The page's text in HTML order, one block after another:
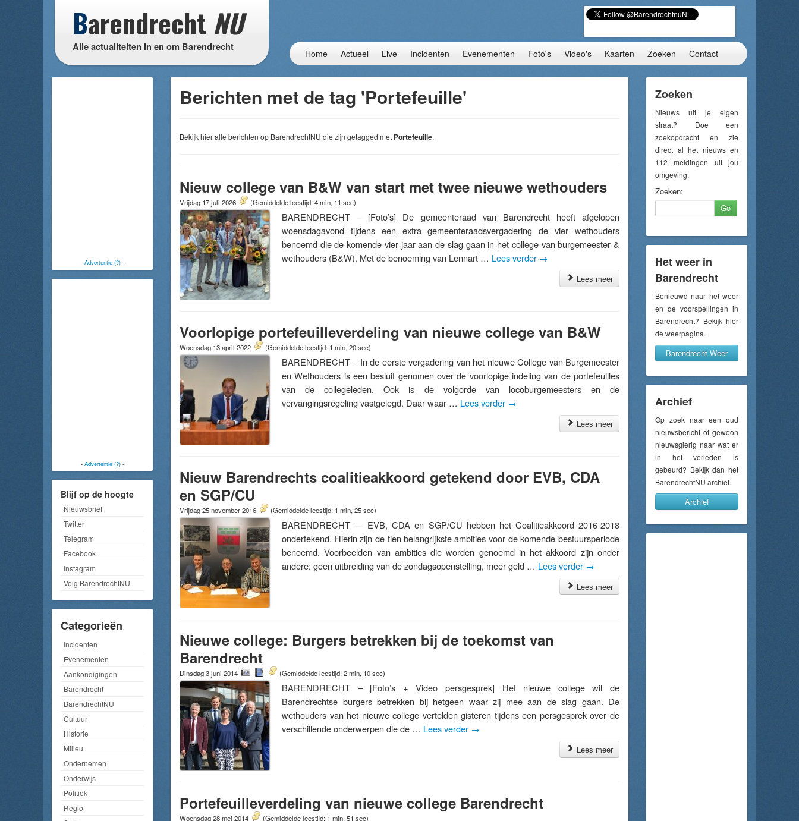
Barendrecht NU
Alle actualiteiten in en om Barendrecht
Home Actueel Live Incidenten Evenementen Foto's Video's Kaarten Zoeken Contact
- Advertentie (?)-
- Advertentie (?)-
Blijf op de hoogte
Nieuwsbrief
Twitter
Telegram
Facebook
Instagram
Volg BarendrechtNU
Categorieën
Incidenten
Evenementen
Aankondigingen
Barendrecht
BarendrechtNU
Cultuur
Historie
Milieu
Ondernemen
Onderwijs
Politiek
Regio
Berichten met de tag 'Portefeuille'
Bekijk hier alle berichten op BarendrechtNU die zijn getagged met Portefeuille.
Nieuw college van B&W van start met twee nieuwe wethouders
Vrijdag 17 juli 2026 (Gemiddelde leestijd: 4 min, 11 sec)
BARENDRECHT – [Foto’s] De gemeenteraad van Barendrecht heeft afgelopen
woensdagavond tijdens een extra gemeenteraadsvergadering de vier wethouders
benoemd die de komende vier jaar aan de slag gaan in het college van burgemeester &
wethouders (B&W). Met de benoeming van Lennart … Lees verder →
Lees meer
Voorlopige portefeuilleverdeling van nieuwe college van B&W
Woensdag 13 april 2022 (Gemiddelde leestijd: 1 min, 20 sec)
BARENDRECHT – In de eerste vergadering van het nieuwe College van Burgemeester
en Wethouders is een besluit genomen over de voorlopige indeling van de portefeuilles
van de collegeleden. Ook is de volgorde van locoburgemeesters en de
vervangingsregeling vastgelegd. Daar waar … Lees verder →
Lees meer
Nieuw Barendrechts coalitieakkoord getekend door EVB, CDA
en SGP/CU
Vrijdag 25 november 2016 (Gemiddelde leestijd: 1 min, 25 sec)
BARENDRECHT — EVB, CDA en SGP/CU hebben het Coalitieakkoord 2016-2018
ondertekend. Hierin zijn de tien belangrijkste ambities voor de komende bestuursperiode
benoemd. Voorbeelden van ambities die worden genoemd in het akkoord zijn onder
andere: geen uitbreiding van de zondagsopenstelling, meer geld … Lees verder →
Lees meer
Nieuwe college: Burgers betrekken bij de toekomst van
Barendrecht
Dinsdag 3 juni 2014 (Gemiddelde leestijd: 2 min, 10 sec)
BARENDRECHT – [Foto’s + Video persgesprek] Het nieuwe college wil de
Barendrechtse burgers betrekken bij hetgeen waar zij mee aan de slag gaan. De
wethouders van het nieuwe college vertelden gisteren tijdens een persgesprek over de
verschillende onderwerpen die de … Lees verder →
Lees meer
Portefeuilleverdeling van nieuwe college Barendrecht
Woensdag 28 mei 2014 (Gemiddelde leestijd: 1 min, 51 sec)
Zoeken
Nieuws uit je eigen
straat? Doe een
zoekopdracht en zie
direct al het nieuws en
112 meldingen uit jou
omgeving.
Zoeken:
Go
Het weer in
Barendrecht
Benieuwd naar het weer
en de voorspellingen in
Barendrecht? Bekijk hier
de weerpagina.
Barendrecht Weer
Archief
Op zoek naar een oud
nieuwsbericht of gewoon
nieuwsgierig naar wat er
in het verleden is
gebeurd? Bekijk dan het
BarendrechtNU archief.
Archief